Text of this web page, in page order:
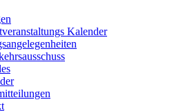
Kalender